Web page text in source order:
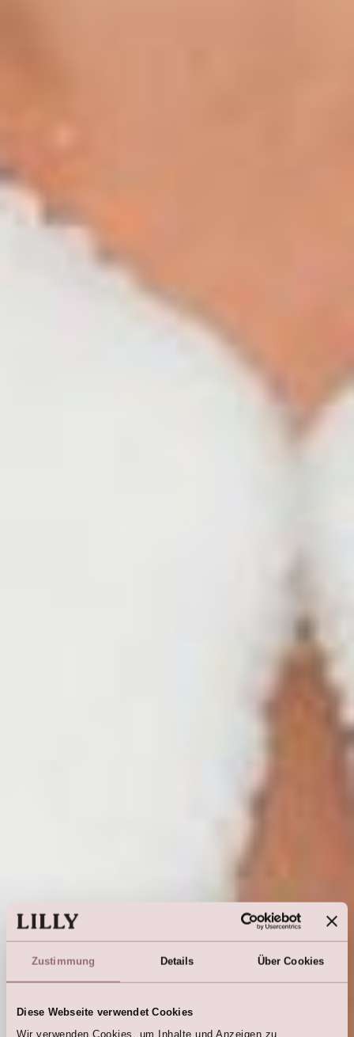
Zustimmung Details Über Cookies
Diese Webseite verwendet Cookies
Wir verwenden Cookies, um Inhalte und Anzeigen zu